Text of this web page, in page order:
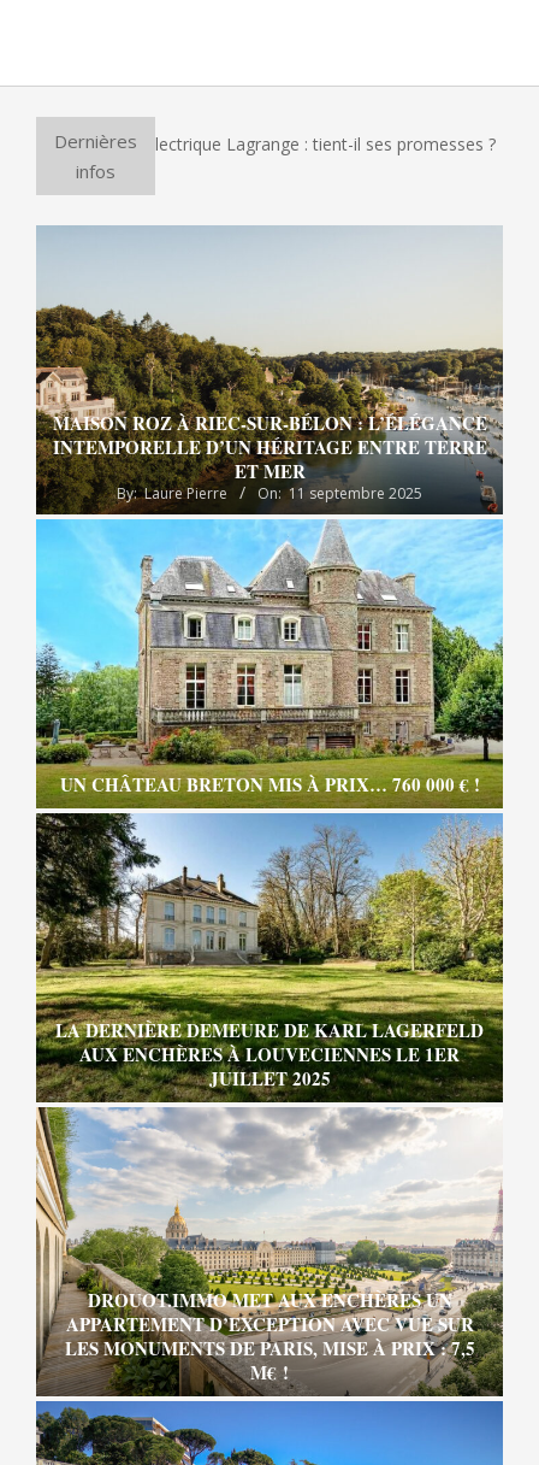
Dernières
infos
à pizza électrique Lagrange : tient-il ses promesses ?
MAISON ROZ À RIEC-SUR-BÉLON : L’ÉLÉGANCE
INTEMPORELLE D’UN HÉRITAGE ENTRE TERRE
ET MER
By: Laure Pierre On: 11 septembre 2025
UN CHÂTEAU BRETON MIS À PRIX… 760 000 € !
LA DERNIÈRE DEMEURE DE KARL LAGERFELD
AUX ENCHÈRES À LOUVECIENNES LE 1ER
JUILLET 2025
DROUOT.IMMO MET AUX ENCHÈRES UN
APPARTEMENT D’EXCEPTION AVEC VUE SUR
LES MONUMENTS DE PARIS, MISE À PRIX : 7,5
M€ !